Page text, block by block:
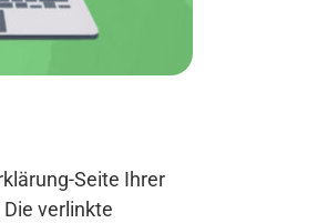
Seite Ihrer
verlinkte